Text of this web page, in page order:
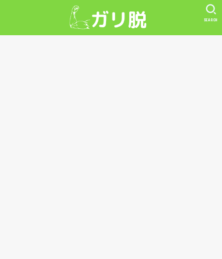
SEARCH